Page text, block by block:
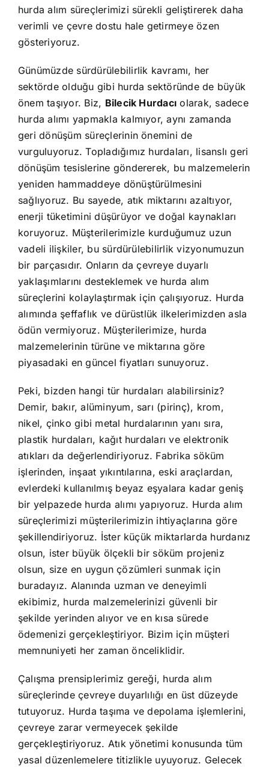
hurda alım süreçlerimizi sürekli geliştirerek daha
verimli ve çevre dostu hale getirmeye özen
gösteriyoruz.
Günümüzde sürdürülebilirlik kavramı, her
sektörde olduğu gibi hurda sektöründe de büyük
önem taşıyor. Biz, Bilecik Hurdacı olarak, sadece
hurda alımı yapmakla kalmıyor, aynı zamanda
geri dönüşüm süreçlerinin önemini de
vurguluyoruz. Topladığımız hurdaları, lisanslı geri
dönüşüm tesislerine göndererek, bu malzemelerin
yeniden hammaddeye dönüştürülmesini
sağlıyoruz. Bu sayede, atık miktarını azaltıyor,
enerji tüketimini düşürüyor ve doğal kaynakları
koruyoruz. Müşterilerimizle kurduğumuz uzun
vadeli ilişkiler, bu sürdürülebilirlik vizyonumuzun
bir parçasıdır. Onların da çevreye duyarlı
yaklaşımlarını desteklemek ve hurda alım
süreçlerini kolaylaştırmak için çalışıyoruz. Hurda
alımında şeffaflık ve dürüstlük ilkelerimizden asla
ödün vermiyoruz. Müşterilerimize, hurda
malzemelerinin türüne ve miktarına göre
piyasadaki en güncel fiyatları sunuyoruz.
Peki, bizden hangi tür hurdaları alabilirsiniz?
Demir, bakır, alüminyum, sarı (pirinç), krom,
nikel, çinko gibi metal hurdalarının yanı sıra,
plastik hurdaları, kağıt hurdaları ve elektronik
atıkları da değerlendiriyoruz. Fabrika söküm
işlerinden, inşaat yıkıntılarına, eski araçlardan,
evlerdeki kullanılmış beyaz eşyalara kadar geniş
bir yelpazede hurda alımı yapıyoruz. Hurda alım
süreçlerimizi müşterilerimizin ihtiyaçlarına göre
şekillendiriyoruz. İster küçük miktarlarda hurdanız
olsun, ister büyük ölçekli bir söküm projeniz
olsun, size en uygun çözümleri sunmak için
buradayız. Alanında uzman ve deneyimli
ekibimiz, hurda malzemelerinizi güvenli bir
şekilde yerinden alıyor ve en kısa sürede
ödemenizi gerçekleştiriyor. Bizim için müşteri
memnuniyeti her zaman önceliklidir.
Çalışma prensiplerimiz gereği, hurda alım
süreçlerinde çevreye duyarlılığı en üst düzeyde
tutuyoruz. Hurda taşıma ve depolama işlemlerini,
çevreye zarar vermeyecek şekilde
gerçekleştiriyoruz. Atık yönetimi konusunda tüm
yasal düzenlemelere titizlikle uyuyoruz. Gelecek